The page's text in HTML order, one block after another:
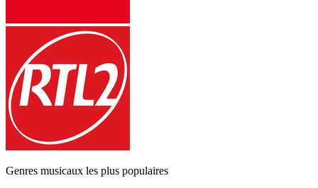
Genres musicaux les plus populaires